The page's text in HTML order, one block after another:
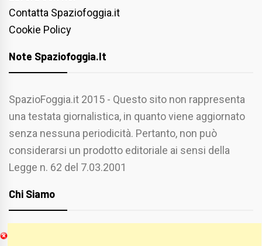
Contatta Spaziofoggia.it
Cookie Policy
Note Spaziofoggia.it
SpazioFoggia.it 2015 - Questo sito non rappresenta
una testata giornalistica, in quanto viene aggiornato
senza nessuna periodicità. Pertanto, non può
considerarsi un prodotto editoriale ai sensi della
Legge n. 62 del 7.03.2001
Chi Siamo